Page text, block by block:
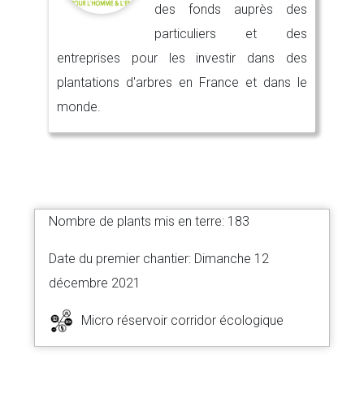
des fonds auprès des
particuliers et des
entreprises pour les investir dans des
plantations d'arbres en France et dans le
monde.
Nombre de plants mis en terre: 183
Date du premier chantier: Dimanche 12
décembre 2021
Micro réservoir corridor écologique